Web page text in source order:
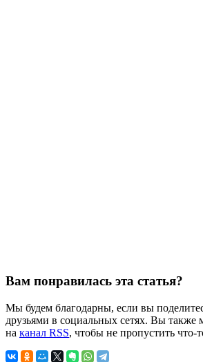
Вам понравилась эта статья?
Мы будем благодарны, если вы
друзьями в социальных сетях. Вы также
на канал RSS, чтобы не пропустить что-